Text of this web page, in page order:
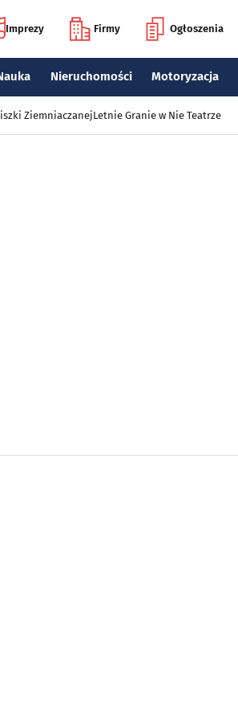
Imprezy Firmy Ogłoszenia
Nieruchomości Motoryzacja
ZiemniaczanejLetnie Granie w Nie Teatrze